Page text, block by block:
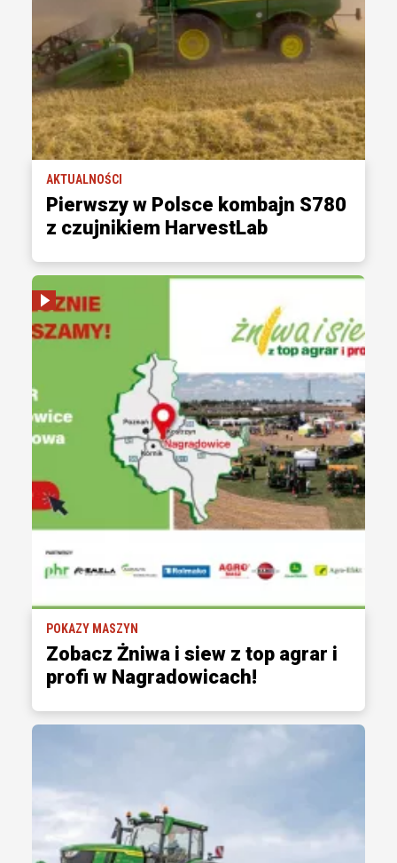
AKTUALNOŚCI
Pierwszy w Polsce kombajn S780
z czujnikiem HarvestLab
POKAZY MASZYN
Zobacz Żniwa i siew z top agrar i
profi w Nagradowicach!